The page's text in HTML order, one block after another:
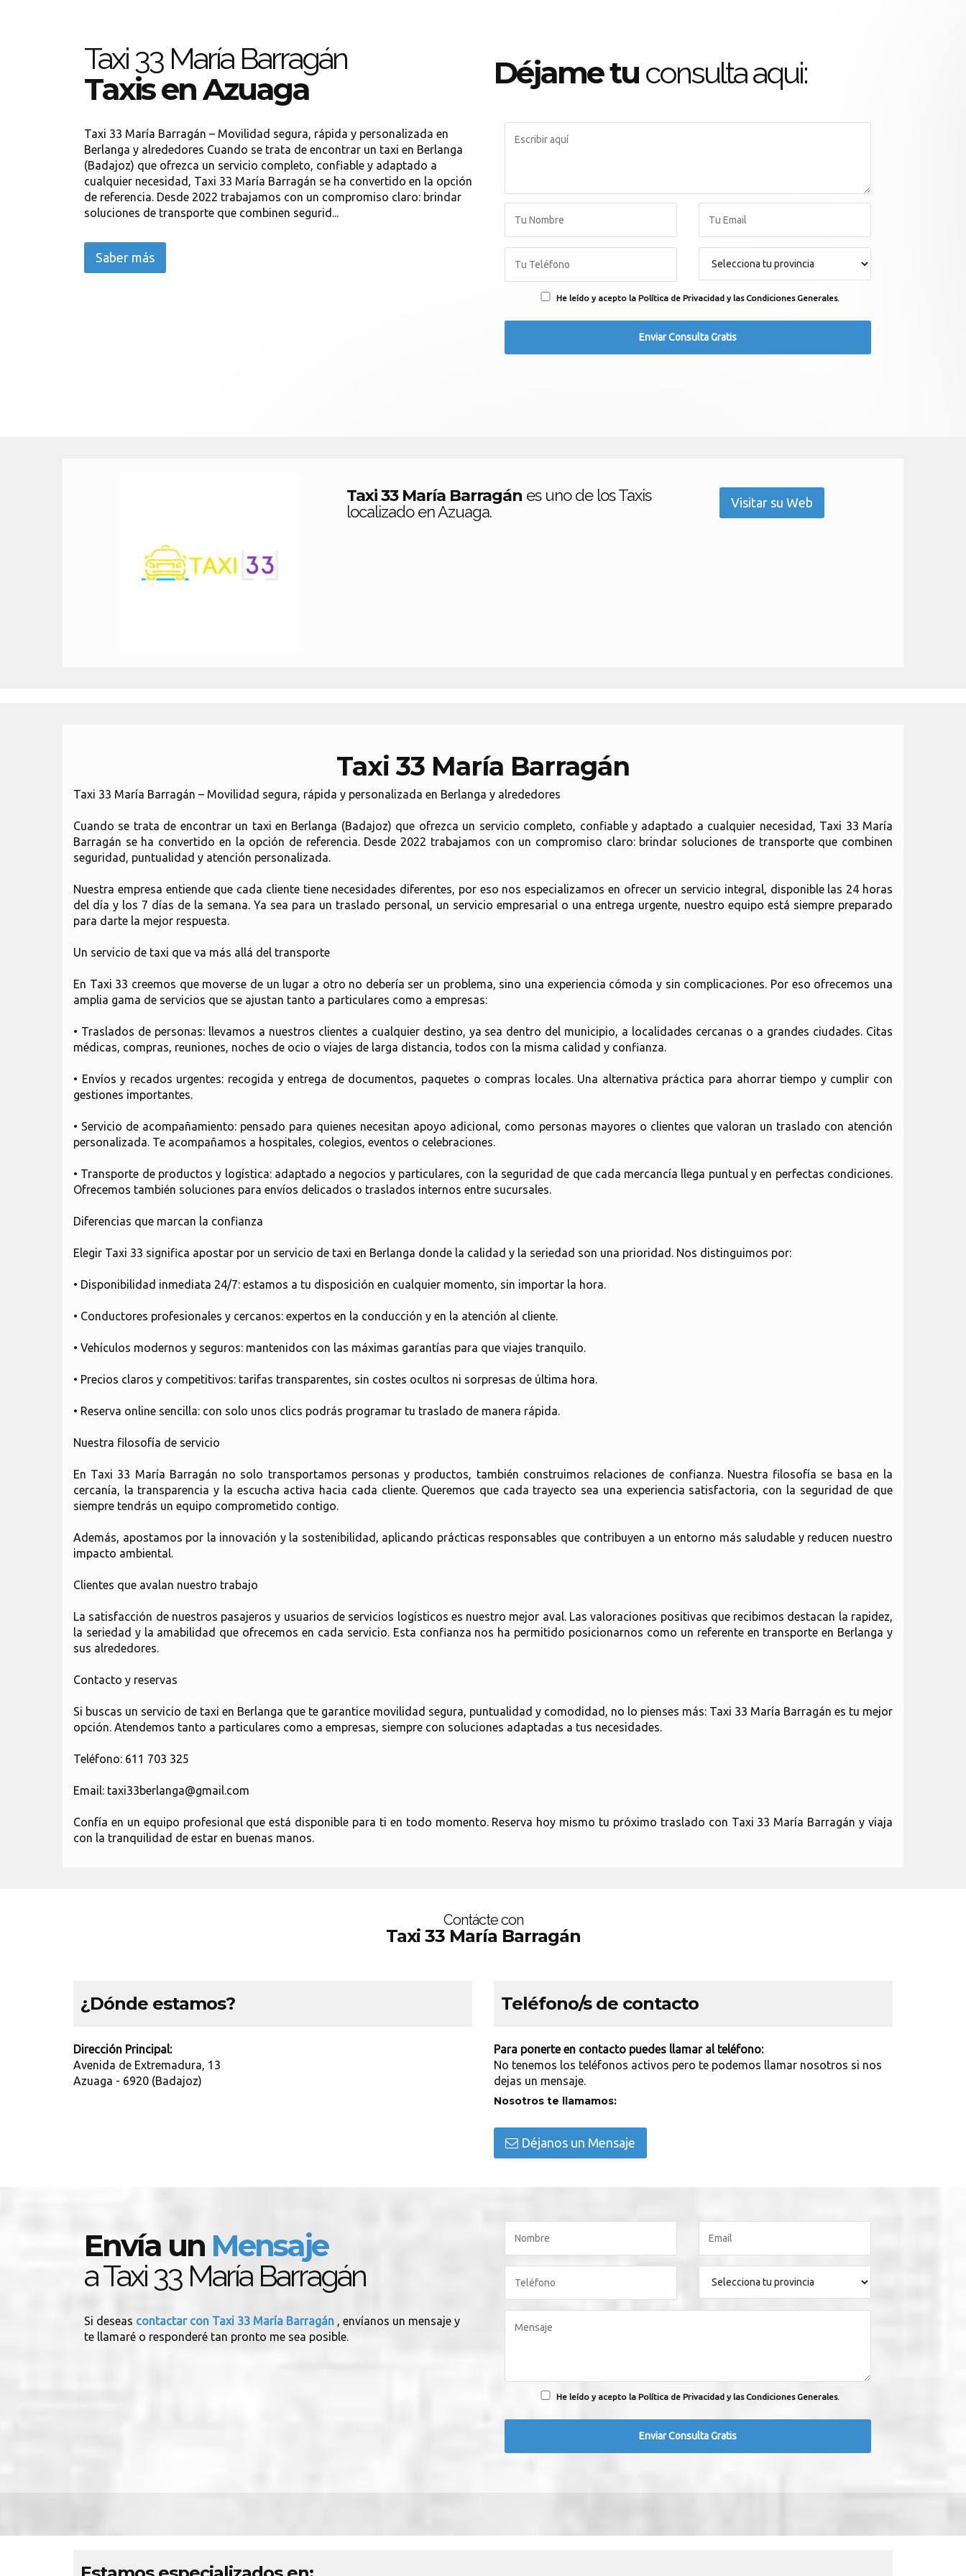
Taxi 33 María Barragán
Taxis en Azuaga
Taxi 33 María Barragán – Movilidad segura, rápida y personalizada en
Berlanga y alrededores Cuando se trata de encontrar un taxi en Berlanga
(Badajoz) que ofrezca un servicio completo, confiable y adaptado a
cualquier necesidad, Taxi 33 María Barragán se ha convertido en la opción
de referencia. Desde 2022 trabajamos con un compromiso claro: brindar
soluciones de transporte que combinen segurid...
Saber más
Déjame tu consulta aqui:
He leído y acepto la Política de Privacidad y las Condiciones Generales.
Taxi 33 María Barragán es uno de los Taxis
localizado en Azuaga.
Visitar su Web
Taxi 33 María Barragán
Taxi 33 María Barragán – Movilidad segura, rápida y personalizada en Berlanga y alrededores
Cuando se trata de encontrar un taxi en Berlanga (Badajoz) que ofrezca un servicio completo, confiable y adaptado a cualquier necesidad, Taxi 33 María
Barragán se ha convertido en la opción de referencia. Desde 2022 trabajamos con un compromiso claro: brindar soluciones de transporte que combinen
seguridad, puntualidad y atención personalizada.
Nuestra empresa entiende que cada cliente tiene necesidades diferentes, por eso nos especializamos en ofrecer un servicio integral, disponible las 24 horas
del día y los 7 días de la semana. Ya sea para un traslado personal, un servicio empresarial o una entrega urgente, nuestro equipo está siempre preparado
para darte la mejor respuesta.
Un servicio de taxi que va más allá del transporte
En Taxi 33 creemos que moverse de un lugar a otro no debería ser un problema, sino una experiencia cómoda y sin complicaciones. Por eso ofrecemos una
amplia gama de servicios que se ajustan tanto a particulares como a empresas:
• Traslados de personas: llevamos a nuestros clientes a cualquier destino, ya sea dentro del municipio, a localidades cercanas o a grandes ciudades. Citas
médicas, compras, reuniones, noches de ocio o viajes de larga distancia, todos con la misma calidad y confianza.
• Envíos y recados urgentes: recogida y entrega de documentos, paquetes o compras locales. Una alternativa práctica para ahorrar tiempo y cumplir con
gestiones importantes.
• Servicio de acompañamiento: pensado para quienes necesitan apoyo adicional, como personas mayores o clientes que valoran un traslado con atención
personalizada. Te acompañamos a hospitales, colegios, eventos o celebraciones.
• Transporte de productos y logística: adaptado a negocios y particulares, con la seguridad de que cada mercancía llega puntual y en perfectas condiciones.
Ofrecemos también soluciones para envíos delicados o traslados internos entre sucursales.
Diferencias que marcan la confianza
Elegir Taxi 33 significa apostar por un servicio de taxi en Berlanga donde la calidad y la seriedad son una prioridad. Nos distinguimos por:
• Disponibilidad inmediata 24/7: estamos a tu disposición en cualquier momento, sin importar la hora.
• Conductores profesionales y cercanos: expertos en la conducción y en la atención al cliente.
• Vehículos modernos y seguros: mantenidos con las máximas garantías para que viajes tranquilo.
• Precios claros y competitivos: tarifas transparentes, sin costes ocultos ni sorpresas de última hora.
• Reserva online sencilla: con solo unos clics podrás programar tu traslado de manera rápida.
Nuestra filosofía de servicio
En Taxi 33 María Barragán no solo transportamos personas y productos, también construimos relaciones de confianza. Nuestra filosofía se basa en la
cercanía, la transparencia y la escucha activa hacia cada cliente. Queremos que cada trayecto sea una experiencia satisfactoria, con la seguridad de que
siempre tendrás un equipo comprometido contigo.
Además, apostamos por la innovación y la sostenibilidad, aplicando prácticas responsables que contribuyen a un entorno más saludable y reducen nuestro
impacto ambiental.
Clientes que avalan nuestro trabajo
La satisfacción de nuestros pasajeros y usuarios de servicios logísticos es nuestro mejor aval. Las valoraciones positivas que recibimos destacan la rapidez,
la seriedad y la amabilidad que ofrecemos en cada servicio. Esta confianza nos ha permitido posicionarnos como un referente en transporte en Berlanga y
sus alrededores.
Contacto y reservas
Si buscas un servicio de taxi en Berlanga que te garantice movilidad segura, puntualidad y comodidad, no lo pienses más: Taxi 33 María Barragán es tu mejor
opción. Atendemos tanto a particulares como a empresas, siempre con soluciones adaptadas a tus necesidades.
Teléfono: 611 703 325
Email: taxi33berlanga@gmail.com
Confía en un equipo profesional que está disponible para ti en todo momento. Reserva hoy mismo tu próximo traslado con Taxi 33 María Barragán y viaja
con la tranquilidad de estar en buenas manos.
Contácte con
Taxi 33 María Barragán
¿Dónde estamos?
Dirección Principal:
Avenida de Extremadura, 13
Azuaga - 6920 (Badajoz)
Teléfono/s de contacto
Para ponerte en contacto puedes llamar al teléfono:
No tenemos los teléfonos activos pero te podemos llamar nosotros si nos
dejas un mensaje.
Nosotros te llamamos:
Déjanos un Mensaje
Envía un Mensaje
a Taxi 33 María Barragán
Si deseas contactar con Taxi 33 María Barragán , envíanos un mensaje y
te llamaré o responderé tan pronto me sea posible.
He leído y acepto la Política de Privacidad y las Condiciones Generales.